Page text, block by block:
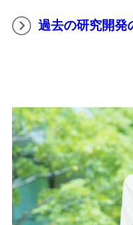
過去の研究開発